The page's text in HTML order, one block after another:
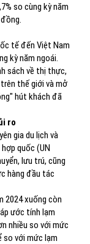
so cùng kỳ năm
tế đến Việt Nam
kỳ năm ngoái.
sách về thị thực,
thế giới và mở
hút khách đã
ro
gia du lịch và
quốc (UN
lưu trú, cũng
hàng đầu tác
2024 xuống còn
ước tính lạm
nhiều so với mức
so với mức lạm